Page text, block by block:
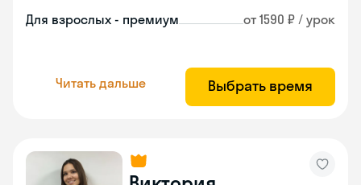
Для взрослых - премиум от 1590 ₽ / урок
Читать дальше Выбрать время